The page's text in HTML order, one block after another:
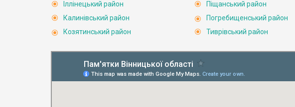
Іллінецький район
Калинівський район
Козятинський район
Піщанський район
Погребищенський район
Тиврівський район